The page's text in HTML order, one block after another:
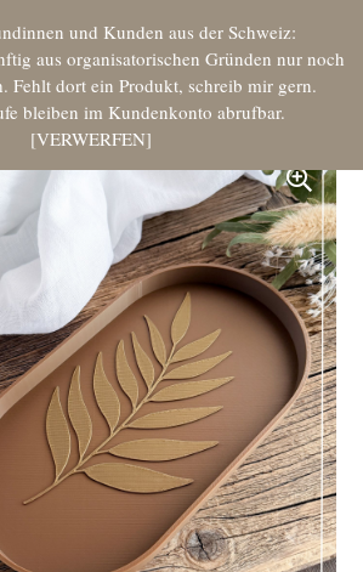
und Kunden aus der Schweiz:
aus organisatorischen Gründen nur noch
Fehlt dort ein Produkt, schreib mir gern.
bleiben im Kundenkonto abrufbar.
VERWERFEN